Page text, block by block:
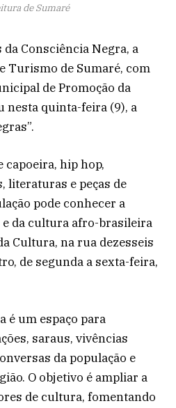
de Sumaré
da Consciência Negra, a
Turismo de Sumaré, com
de Promoção da
nesta quinta-feira (9), a
capoeira, hip hop,
literaturas e peças de
pode conhecer a
e da cultura afro-brasileira
Cultura, na rua dezesseis
de segunda a sexta-feira,
é um espaço para
saraus, vivências
da população e
O objetivo é ampliar a
de cultura, fomentando